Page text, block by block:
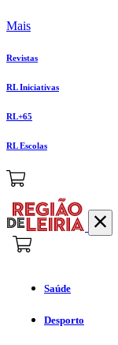
Mais
Revistas
RL Iniciativas
RL+65
RL Escolas
Saúde
Desporto